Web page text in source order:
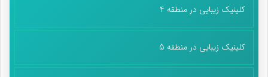
کلینیک زیبایی در منطقه 4
کلینیک زیبایی در منطقه 5